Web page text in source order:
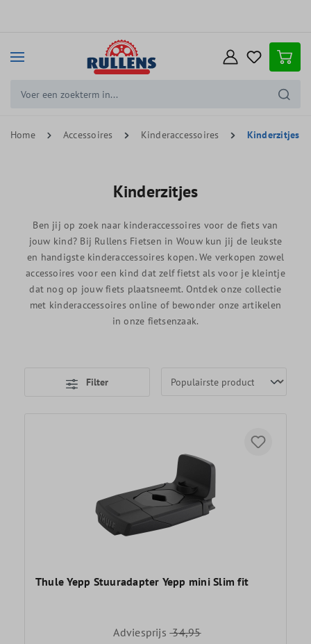
Home Accessoires Kinderaccessoires Kinderzitjes
Kinderzitjes
Ben jij op zoek naar kinderaccessoires voor de fiets van
jouw kind? Bij Rullens Fietsen in Wouw kun jij de leukste
en handigste kinderaccessoires kopen. We verkopen zowel
accessoires voor een kind dat zelf fietst als voor je kleintje
dat nog op jouw fiets plaatsneemt. Ontdek onze collectie
met kinderaccessoires online of bewonder onze artikelen
in onze fietsenzaak.
Filter
Thule Yepp Stuuradapter Yepp mini Slim fit
Adviesprijs34,95